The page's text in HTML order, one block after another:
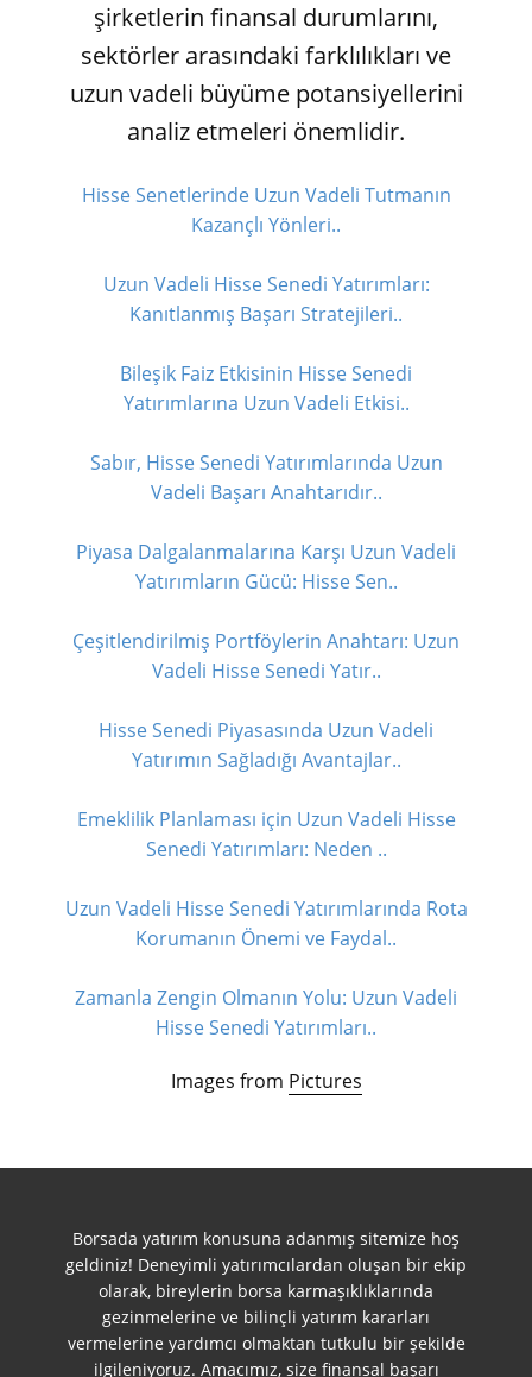
şirketlerin finansal durumlarını,
sektörler arasındaki farklılıkları ve
uzun vadeli büyüme potansiyellerini
analiz etmeleri önemlidir.
Hisse Senetlerinde Uzun Vadeli Tutmanın
Kazançlı Yönleri..
Uzun Vadeli Hisse Senedi Yatırımları:
Kanıtlanmış Başarı Stratejileri..
Bileşik Faiz Etkisinin Hisse Senedi
Yatırımlarına Uzun Vadeli Etkisi..
Sabır, Hisse Senedi Yatırımlarında Uzun
Vadeli Başarı Anahtarıdır..
Piyasa Dalgalanmalarına Karşı Uzun Vadeli
Yatırımların Gücü: Hisse Sen..
Çeşitlendirilmiş Portföylerin Anahtarı: Uzun
Vadeli Hisse Senedi Yatır..
Hisse Senedi Piyasasında Uzun Vadeli
Yatırımın Sağladığı Avantajlar..
Emeklilik Planlaması için Uzun Vadeli Hisse
Senedi Yatırımları: Neden ..
Uzun Vadeli Hisse Senedi Yatırımlarında Rota
Korumanın Önemi ve Faydal..
Zamanla Zengin Olmanın Yolu: Uzun Vadeli
Hisse Senedi Yatırımları..
Images from Pictures
Borsada yatırım konusuna adanmış sitemize hoş
geldiniz! Deneyimli yatırımcılardan oluşan bir ekip
olarak, bireylerin borsa karmaşıklıklarında
gezinmelerine ve bilinçli yatırım kararları
vermelerine yardımcı olmaktan tutkulu bir şekilde
ilgileniyoruz. Amacımız, size finansal başarı